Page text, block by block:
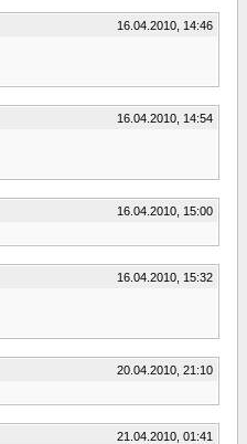
16.04.2010, 14:46
16.04.2010, 14:54
16.04.2010, 15:00
16.04.2010, 15:32
20.04.2010, 21:10
21.04.2010, 01:41